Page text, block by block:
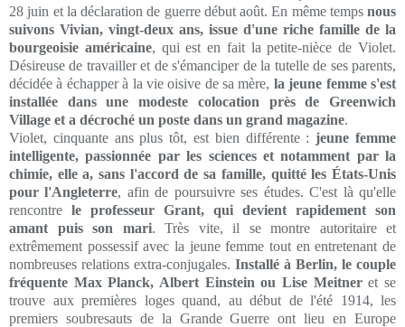
28 juin et la déclaration de guerre début août. En même temps nous
suivons Vivian, vingt-deux ans, issue d'une riche famille de la
bourgeoisie américaine, qui est en fait la petite-nièce de Violet.
Désireuse de travailler et de s'émanciper de la tutelle de ses parents,
décidée à échapper à la vie oisive de sa mère, la jeune femme s'est
installée dans une modeste colocation près de Greenwich
Village et a décroché un poste dans un grand magazine.
Violet, cinquante ans plus tôt, est bien différente :jeune femme
intelligente, passionnée par les sciences et notamment par la
chimie, elle a, sans l'accord de sa famille, quitté les États-Unis
pour l'Angleterre, afin de poursuivre ses études. C'est là qu'elle
rencontre le professeur Grant, qui devient rapidement son
amant puis son mari. Très vite, il se montre autoritaire et
extrêmement possessif avec la jeune femme tout en entretenant de
nombreuses relations extra-conjugales. Installé à Berlin, le couple
fréquente Max Planck, Albert Einstein ou Lise Meitneret se
trouve aux premières loges quand, au début de l'été 1914, les
premiers soubresauts de la Grande Guerre ont lieu en Europe